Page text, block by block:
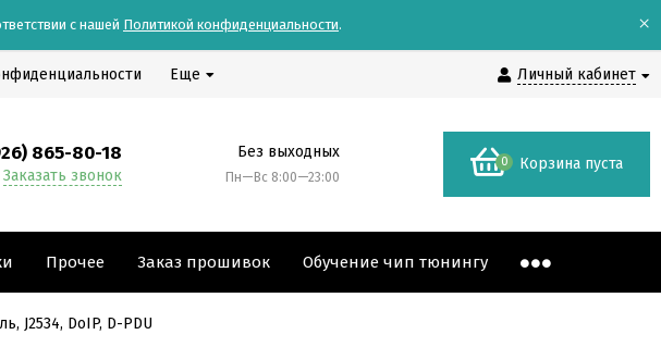
с нашей Политикой конфиденциальности. ×
Личный кабинет
Еще
865-80-18
Заказать звонок
Без выходных
Пн—Вс 8:00—23:00
0 Корзина пуста
Прочее Заказ прошивок Обучение чип тюнингу
J2534, DoIP, D-PDU